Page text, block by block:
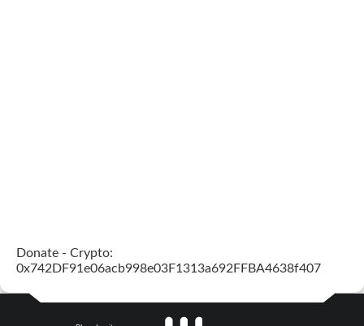
Donate - Crypto:
0x742DF91e06acb998e03F1313a692FFBA4638f407